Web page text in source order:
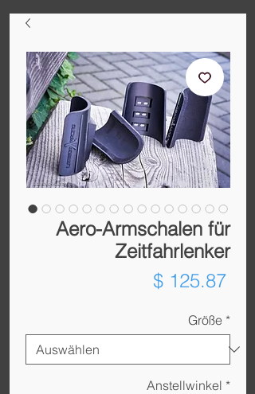
Aero-Armschalen für
Zeitfahrlenker
$ 125.87
Größe *
Anstellwinkel *